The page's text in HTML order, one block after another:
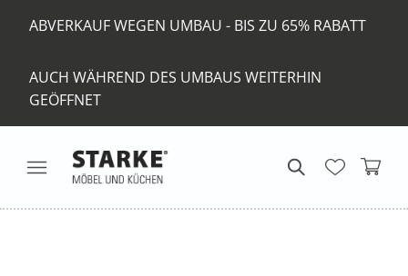
ABVERKAUF WEGEN UMBAU - BIS ZU 65% RABATT
AUCH WÄHREND DES UMBAUS WEITERHIN
GEÖFFNET